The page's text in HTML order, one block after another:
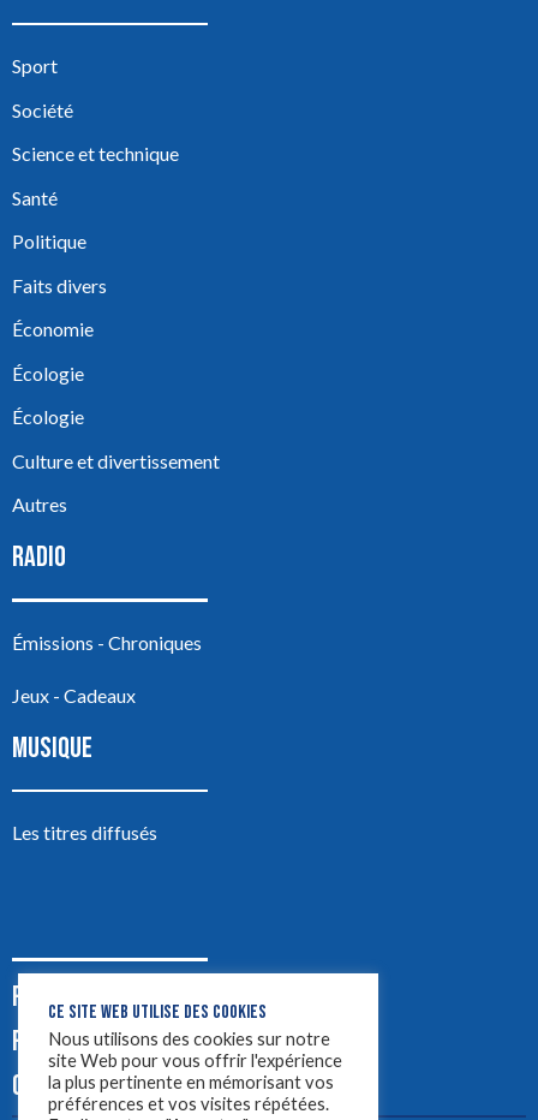
Sport
Société
Science et technique
Santé
Politique
Faits divers
Économie
Écologie
Écologie
Culture et divertissement
Autres
RADIO
Émissions - Chroniques
Jeux - Cadeaux
MUSIQUE
Les titres diffusés
PODCASTS
PUB
CONTACT
CE SITE WEB UTILISE DES COOKIES
Nous utilisons des cookies sur notre
site Web pour vous offrir l'expérience
la plus pertinente en mémorisant vos
préférences et vos visites répétées.